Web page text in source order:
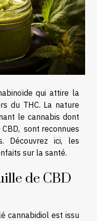
qui attire la
du THC. La nature
le cannabis dont
sont reconnues
Découvrez ici, les
sur la santé.
de CBD
cannabidiol est issu